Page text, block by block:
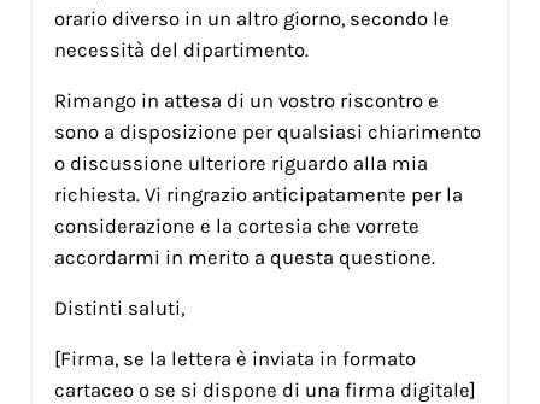
orario diverso in un altro giorno, secondo le
necessità del dipartimento.
Rimango in attesa di un vostro riscontro e
sono a disposizione per qualsiasi chiarimento
o discussione ulteriore riguardo alla mia
richiesta. Vi ringrazio anticipatamente per la
considerazione e la cortesia che vorrete
accordarmi in merito a questa questione.
Distinti saluti,
[Firma, se la lettera è inviata in formato
cartaceo o se si dispone di una firma digitale]